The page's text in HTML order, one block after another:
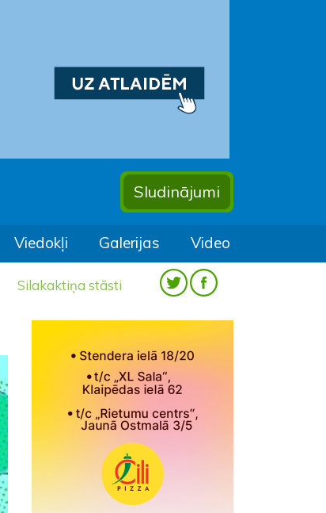
Sludinājumi
Viedokļi Galerijas Video
Silakaktiņa stāsti